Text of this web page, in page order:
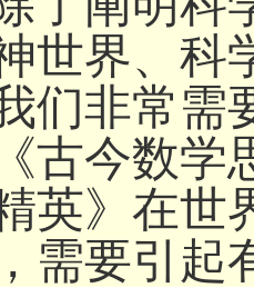
世界、科
们非常需
古今数学
英》在
需要引起